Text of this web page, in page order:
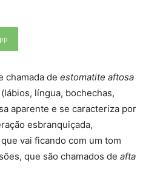
chamada de estomatite aftosa
língua, bochechas,
aparente e se caracteriza por
esbranquiçada,
vai ficando com um tom
que são chamados de afta